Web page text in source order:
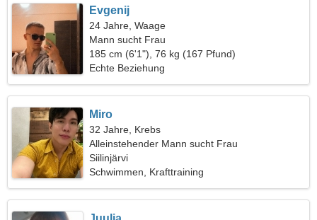
Evgenij
24 Jahre, Waage
Mann sucht Frau
185 cm (6'1"), 76 kg (167 Pfund)
Echte Beziehung
Miro
32 Jahre, Krebs
Alleinstehender Mann sucht Frau
Siilinjärvi
Schwimmen, Krafttraining